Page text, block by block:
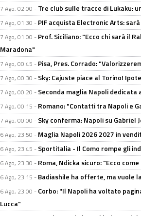
7 Ago, 02:00 - Tre club sulle tracce di Lukaku:
7 Ago, 01:30 - PIF acquista Electronic Arts:
7 Ago, 01:00 - Prof. Siciliano: "Ecco chi sarà il
Maradona"
7 Ago, 00:45 - Pisa, Pres. Corrado:
7 Ago, 00:30 - Sky: Cajuste piace al Torino!
7 Ago, 00:20 - Seconda maglia Napoli
7 Ago, 00:15 - Romano: "Contatti tra Napoli e
7 Ago, 00:00 - Sky conferma: Napoli su Gabriel
6 Ago, 23:50 - Maglia Napoli 2026 2027 in
6 Ago, 23:45 - Sportitalia - Il Como rompe gli
6 Ago, 23:30 - Roma, Ndicka sicuro: "Ecco
6 Ago, 23:15 - Badiashile ha offerte, ma vuole
6 Ago, 23:00 - Corbo: "Il Napoli ha voltato
Lucca"